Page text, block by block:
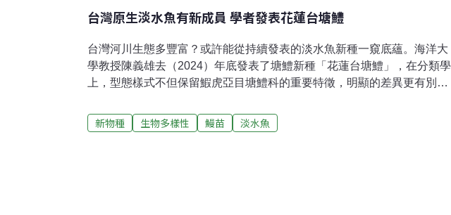
台灣原生淡水魚有新成員 學者發表花蓮台塘鱧
台灣河川生態多豐富？或許能從持續發表的淡水魚新種一窺底蘊。海洋大
學教授陳義雄去（2024）年底發表了塘鱧新種「花蓮台塘鱧」，在分類學
上，型態樣式不但保留鰕虎亞目塘鱧科的重要特徵，明顯的差異更有別於
發表為新屬新種後，引發不少迴響，讓牠的身世更添神秘感。「歐咕摟
仔」塘鱧科 鹹淡環境皆宜河川常見的鱧魚在台語稱為「鮕鮘」（koo-
新物種 生物多樣性 鰻苗 淡水魚